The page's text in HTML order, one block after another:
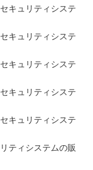
キュリティシステ
キュリティシステ
キュリティシステ
キュリティシステ
キュリティシステ
ティシステムの販